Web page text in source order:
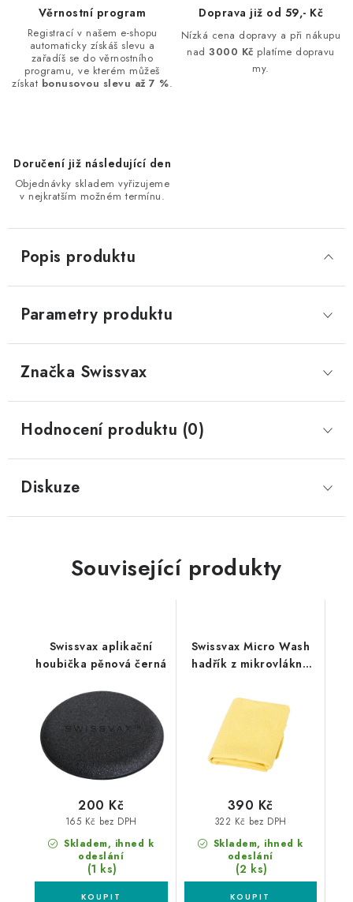
Věrnostní program
Registrací v našem e-shopu
automaticky získáš slevu a
zařadíš se do věrnostního
programu, ve kterém můžeš
získat bonusovou slevu až 7 %.
Doprava již od 59,- Kč
Nízká cena dopravy a při nákupu
nad3000 Kč platíme dopravu
my.
Doručení již následující den
Objednávky skladem vyřizujeme
v nejkratším možném termínu.
Popis produktu
Parametry produktu
Značka Swissvax
Hodnocení produktu (0)
Diskuze
Související produkty
Swissvax aplikační
houbička pěnová černá
Skladem, ihned k
odeslání
(1 ks)
165 Kč bez DPH
200 Kč
Swissvax Micro Wash
hadřík z mikrovlákna
Skladem, ihned k
odeslání
(2 ks)
322 Kč bez DPH
390 Kč